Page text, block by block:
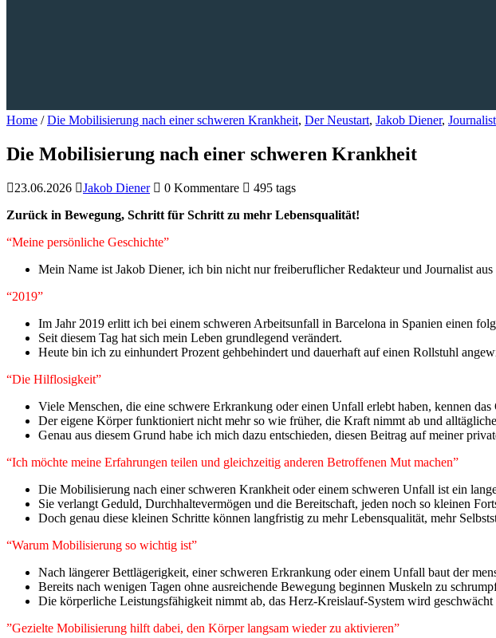
Home /Die Mobilisierung nach einer schweren Krankheit, Der Neustart, Jakob Diener, Journalist
Die Mobilisierung nach einer schweren Krankheit
23.06.2026 Jakob Diener 0 Kommentare
495 tags
Zurück in Bewegung, Schritt für Schritt zu mehr Lebensqualität!
“Meine persönliche Geschichte”
Mein Name ist Jakob Diener, ich bin nicht nur freiberuflicher Redakteur und Journalist
“2019”
Im Jahr 2019 erlitt ich bei einem schweren Arbeitsunfall in Barcelona in Spanien einen
Seit diesem Tag hat sich mein Leben grundlegend verändert.
Heute bin ich zu einhundert Prozent gehbehindert und dauerhaft auf einen Rollstuhl
“Die Hilflosigkeit”
Viele Menschen, die eine schwere Erkrankung oder einen Unfall erlebt haben, kennen
Der eigene Körper funktioniert nicht mehr so wie früher, die Kraft nimmt ab und
Genau aus diesem Grund habe ich mich dazu entschieden, diesen Beitrag auf meiner
“Ich möchte meine Erfahrungen teilen und gleichzeitig anderen Betroffenen Mut machen”
Die Mobilisierung nach einer schweren Krankheit oder einem schweren Unfall ist ein
Sie verlangt Geduld, Durchhaltevermögen und die Bereitschaft, jeden noch so kleinen
Doch genau diese kleinen Schritte können langfristig zu mehr Lebensqualität, mehr
“Warum Mobilisierung so wichtig ist”
Nach längerer Bettlägerigkeit, einer schweren Erkrankung oder einem Unfall baut der
Bereits nach wenigen Tagen ohne ausreichende Bewegung beginnen Muskeln zu
Die körperliche Leistungsfähigkeit nimmt ab, das Herz-Kreislauf-System wird
”Gezielte Mobilisierung hilft dabei, den Körper langsam wieder zu aktivieren”